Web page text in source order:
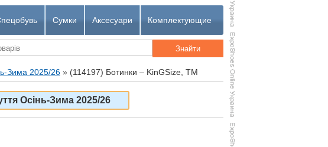
Сумки Аксесуари Комплектующие
Зима 2025/26» (114197) Ботинки – KinGSize, TM
Осінь-Зима 2025/26